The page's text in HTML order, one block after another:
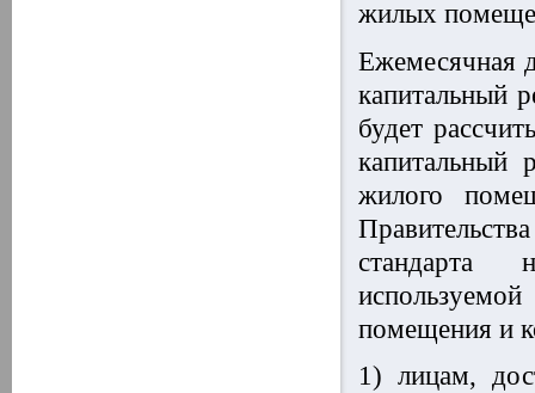
жилых
Ежемесячная
капитальный
будет
капитальный
жилого
стандарта
помещения и
1) лицам,